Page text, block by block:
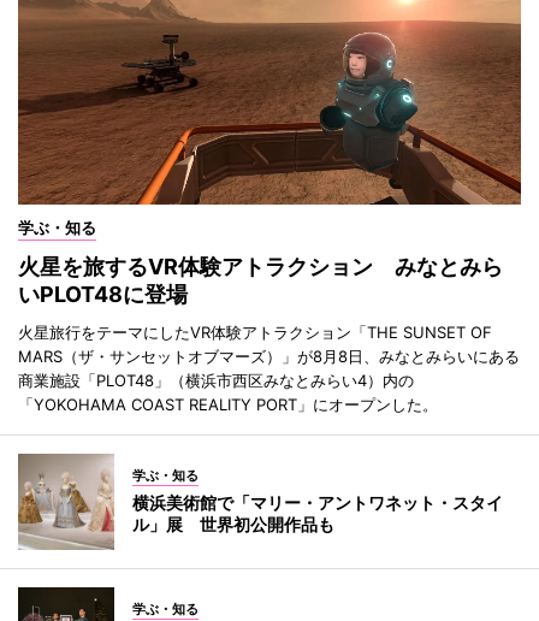
学ぶ・知る
火星を旅するVR体験アトラクション みなとみら
いPLOT48に登場
火星旅行をテーマにしたVR体験アトラクション「THE SUNSET OF
MARS（ザ・サンセットオブマーズ）」が8月8日、みなとみらいにある
商業施設「PLOT48」（横浜市西区みなとみらい4）内の
「YOKOHAMA COAST REALITY PORT」にオープンした。
学ぶ・知る
横浜美術館で「マリー・アントワネット・スタイ
ル」展 世界初公開作品も
学ぶ・知る